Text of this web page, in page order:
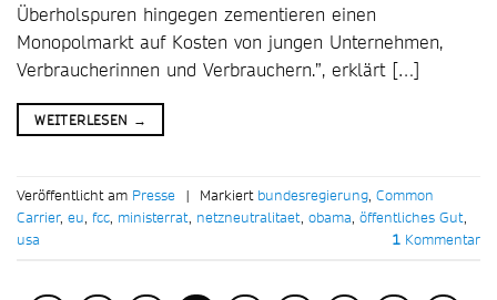
Überholspuren hingegen zementieren einen
Monopolmarkt auf Kosten von jungen Unternehmen,
Verbraucherinnen und Verbrauchern.”, erklärt […]
WEITERLESEN →
Veröffentlicht am Presse | Markiert bundesregierung, Common
Carrier, eu, fcc, ministerrat, netzneutralitaet, obama, öffentliches Gut,
usa
1 Kommentar